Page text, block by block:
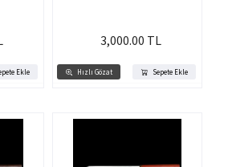
Ekle Hızlı Gözat Sepete Ekle
3,000.00 TL